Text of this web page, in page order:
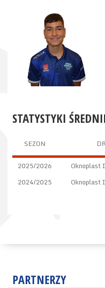
STATYSTYKI
SEZON
2025/2026 Oknoplast
2024/2025
Oknoplast
PARTNERZY